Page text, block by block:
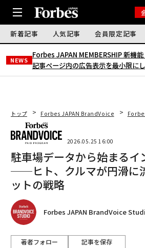
新着記事 人気記事 会員限定記事
NEWS
Forbes JAPAN MEMBERSHIP 新機能
記事ページ内の広告表示を最小限に
トップ Forbes JAPAN BrandVoice
2026.05.25 16:00
駐車場データから始まるイ
──ヒト、クルマが円滑に
ットの戦略
Forbes JAPAN BrandVoice
著者フォロー 記事を保存